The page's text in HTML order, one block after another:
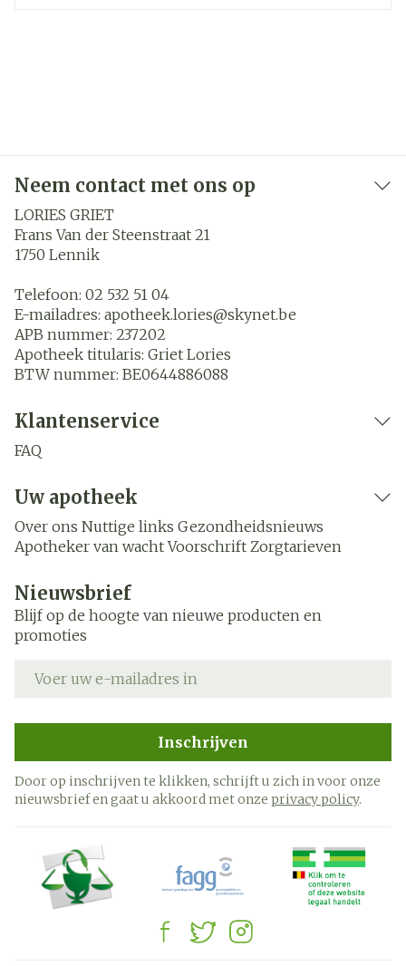
Neem contact met ons op
LORIES GRIET
Frans Van der Steenstraat 21
1750 Lennik
Telefoon: 02 532 51 04
E-mailadres: apotheek.lories@skynet.be
APB nummer: 237202
Apotheek titularis: Griet Lories
BTW nummer: BE0644886088
Klantenservice
FAQ
Uw apotheek
Over ons Nuttige links Gezondheidsnieuws
Apotheker van wacht Voorschrift Zorgtarieven
Nieuwsbrief
Blijf op de hoogte van nieuwe producten en
promoties
Inschrijven
Door op inschrijven te klikken, schrijft u zich in voor onze
nieuwsbrief en gaat u akkoord met onze privacy policy.